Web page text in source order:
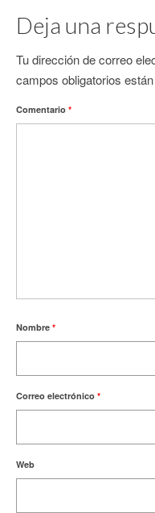
Deja una
Tu dirección de correo
campos obligatorios
Comentario *
Nombre *
Correo electrónico *
Web